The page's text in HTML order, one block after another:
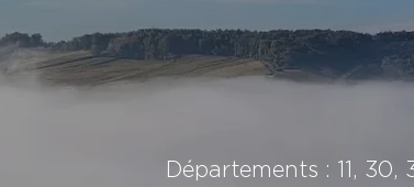
Départements : 11, 30,